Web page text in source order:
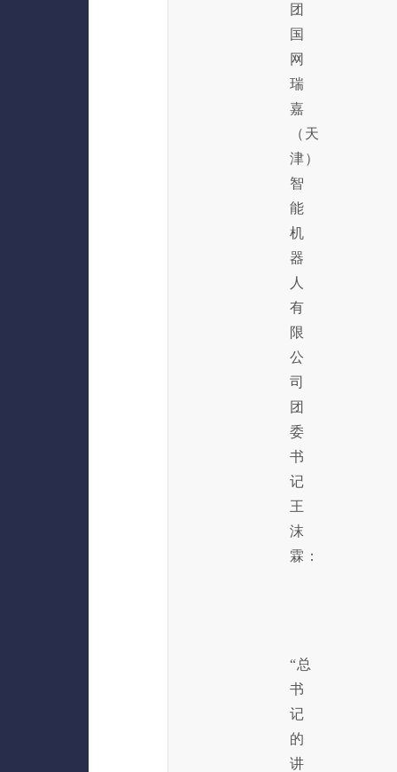
团
国
网
瑞
嘉
（天
津）
智
能
机
器
人
有
限
公
司
团
委
书
记
王
沫
霖：
“总
书
记
的
讲